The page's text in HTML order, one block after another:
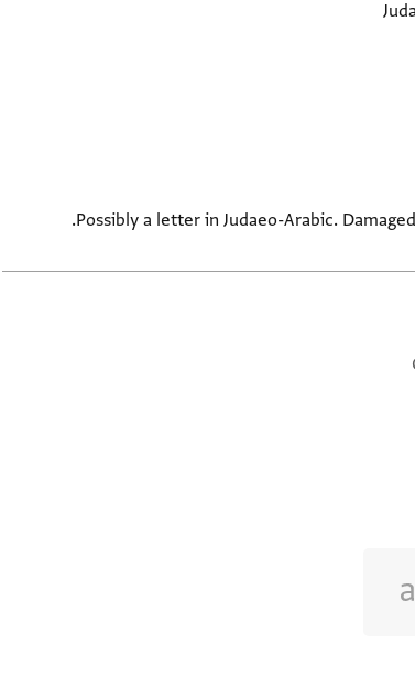
Possibly a letter in Judaeo-Arabic.